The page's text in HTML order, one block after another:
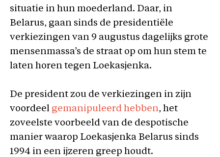
situatie in hun moederland. Daar, in
Belarus, gaan sinds de presidentiële
verkiezingen van 9 augustus dagelijks grote
mensenmassa’s de straat op om hun stem te
laten horen tegen Loekasjenka.
De president zou de verkiezingen in zijn
voordeel gemanipuleerd hebben, het
zoveelste voorbeeld van de despotische
manier waarop Loekasjenka Belarus sinds
1994 in een ijzeren greep houdt.